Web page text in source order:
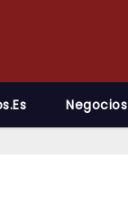
Negocios